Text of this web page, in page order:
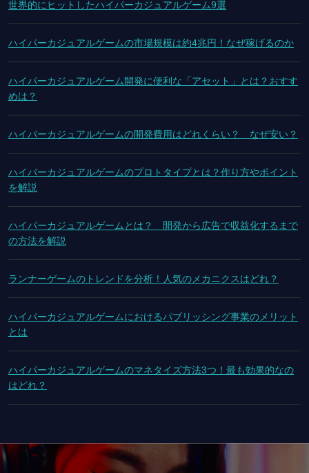
世界的にヒットしたハイパーカジュアルゲーム9選
ハイパーカジュアルゲームの市場規模は約4兆円！なぜ稼げるのか
ハイパーカジュアルゲーム開発に便利な「アセット」とは？おすす
めは？
ハイパーカジュアルゲームの開発費用はどれくらい？ なぜ安い？
ハイパーカジュアルゲームのプロトタイプとは？作り方やポイント
を解説
ハイパーカジュアルゲームとは？ 開発から広告で収益化するまで
の方法を解説
ランナーゲームのトレンドを分析！人気のメカニクスはどれ？
ハイパーカジュアルゲームにおけるパブリッシング事業のメリット
とは
ハイパーカジュアルゲームのマネタイズ方法3つ！最も効果的なの
はどれ？